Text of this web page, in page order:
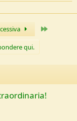
qui.